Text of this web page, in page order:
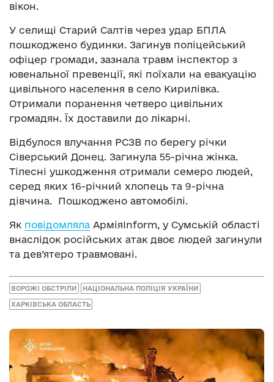
вікон.
У селищі Старий Салтів через удар БПЛА
пошкоджено будинки. Загинув поліцейський
офіцер громади, зазнала травм інспектор з
ювенальної превенції, які поїхали на евакуацію
цивільного населення в село Кирилівка.
Отримали поранення четверо цивільних
громадян. Їх доставили до лікарні.
Відбулося влучання РСЗВ по берегу річки
Сіверський Донец. Загинула 55-річна жінка.
Тілесні ушкодження отримали семеро людей,
серед яких 16-річний хлопець та 9-річна
дівчина. Пошкоджено автомобілі.
Як повідомляла АрміяInform, у Сумській області
внаслідок російських атак двоє людей загинули
та дев’ятеро травмовані.
ВОРОЖІ ОБСТРІЛИ НАЦІОНАЛЬНА ПОЛІЦІЯ УКРАЇНИ
ХАРКІВСЬКА ОБЛАСТЬ